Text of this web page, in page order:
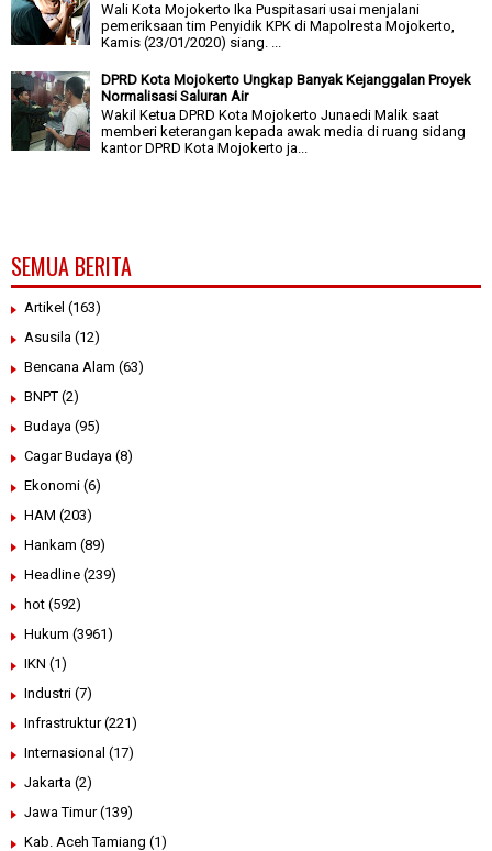
Wali Kota Mojokerto Ika Puspitasari usai menjalani
pemeriksaan tim Penyidik KPK di Mapolresta Mojokerto,
Kamis (23/01/2020) siang. ...
DPRD Kota Mojokerto Ungkap Banyak Kejanggalan Proyek
Normalisasi Saluran Air
Wakil Ketua DPRD Kota Mojokerto Junaedi Malik saat
memberi keterangan kepada awak media di ruang sidang
kantor DPRD Kota Mojokerto ja...
SEMUA BERITA
Artikel (163)
Asusila (12)
Bencana Alam (63)
BNPT (2)
Budaya (95)
Cagar Budaya (8)
Ekonomi (6)
HAM (203)
Hankam (89)
Headline (239)
hot (592)
Hukum (3961)
IKN (1)
Industri (7)
Infrastruktur (221)
Internasional (17)
Jakarta (2)
Jawa Timur (139)
Kab. Aceh Tamiang (1)